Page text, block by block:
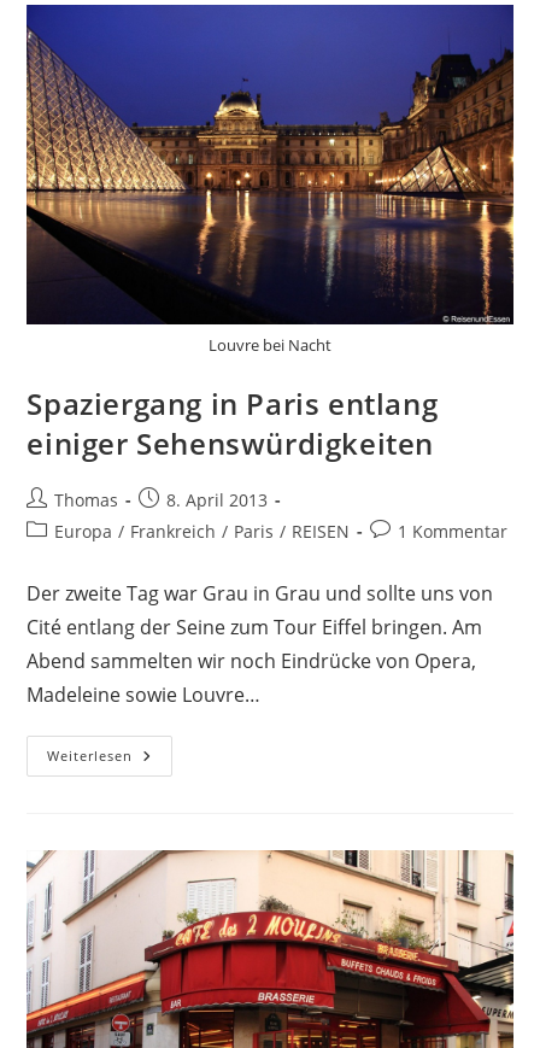
Louvre bei Nacht
Spaziergang in Paris entlang
einiger Sehenswürdigkeiten
Beitrags-
Autor:
Thomas
Beitrag
veröffentlicht:
8. April 2013
Beitrags-
Europa / Frankreich / Paris / REISEN
Beitrags-
1 Kommentar
Der zweite Tag war Grau in Grau und sollte uns von
Cité entlang der Seine zum Tour Eiffel bringen. Am
Abend sammelten wir noch Eindrücke von Opera,
Madeleine sowie Louvre…
Weiterlesen Spaziergang
In